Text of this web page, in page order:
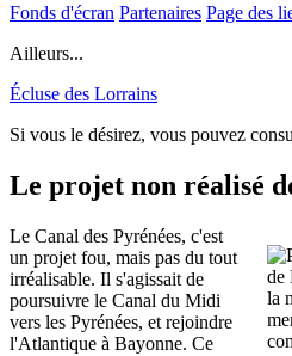
Fonds d'écran Partenaires Page des
Ailleurs...
Écluse des Lorrains
Si vous le désirez, vous pouvez
Le projet non réalisé
Le Canal des Pyrénées, c'est
un projet fou, mais pas du tout
irréalisable. Il s'agissait de
poursuivre le Canal du Midi
vers les Pyrénées, et rejoindre
l'Atlantique à Bayonne. Ce